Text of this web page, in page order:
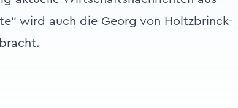
wird auch die Georg von Holtzbrinck-